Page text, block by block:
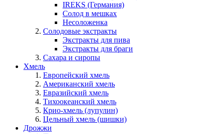
IREKS (Германия)
Солод в мешках
Несоложенка
Солодовые экстракты
Экстракты для пива
Экстракты для браги
Сахара и сиропы
Хмель
Европейский хмель
Американский хмель
Евразийский хмель
Тихоокеанский хмель
Крио-хмель (лупулин)
Цельный хмель (шишки)
Дрожжи